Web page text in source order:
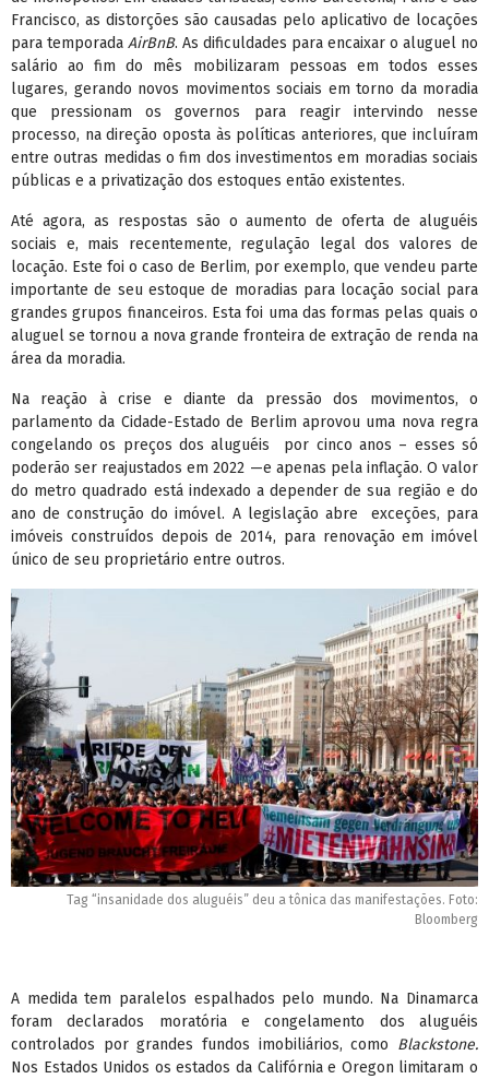
Francisco, as distorções são causadas pelo aplicativo de locações
para temporada AirBnB. As dificuldades para encaixar o aluguel no
salário ao fim do mês mobilizaram pessoas em todos esses
lugares, gerando novos movimentos sociais em torno da moradia
que pressionam os governos para reagir intervindo nesse
processo, na direção oposta às políticas anteriores, que incluíram
entre outras medidas o fim dos investimentos em moradias sociais
públicas e a privatização dos estoques então existentes.
Até agora, as respostas são o aumento de oferta de aluguéis
sociais e, mais recentemente, regulação legal dos valores de
locação. Este foi o caso de Berlim, por exemplo, que vendeu parte
importante de seu estoque de moradias para locação social para
grandes grupos financeiros. Esta foi uma das formas pelas quais o
aluguel se tornou a nova grande fronteira de extração de renda na
área da moradia.
Na reação à crise e diante da pressão dos movimentos, o
parlamento da Cidade-Estado de Berlim aprovou uma nova regra
congelando os preços dos aluguéis por cinco anos – esses só
poderão ser reajustados em 2022 —e apenas pela inflação. O valor
do metro quadrado está indexado a depender de sua região e do
ano de construção do imóvel. A legislação abre exceções, para
imóveis construídos depois de 2014, para renovação em imóvel
único de seu proprietário entre outros.
Tag “insanidade dos aluguéis” deu a tônica das manifestações. Foto:
Bloomberg
A medida tem paralelos espalhados pelo mundo. Na Dinamarca
foram declarados moratória e congelamento dos aluguéis
controlados por grandes fundos imobiliários, como Blackstone.
Nos Estados Unidos os estados da Califórnia e Oregon limitaram o